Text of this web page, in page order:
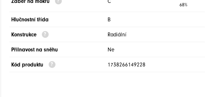
Záběr na mokru C
68%
Hlučnostní třída B
Konstrukce Radiální
Přilnavost na sněhu Ne
Kód produktu 1738266149228